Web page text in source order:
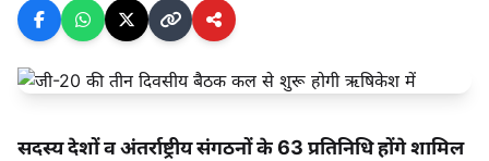
सदस्य देशों व अंतर्राष्ट्रीय संगठनों के 63 प्रतिनिधि होंगे शामिल